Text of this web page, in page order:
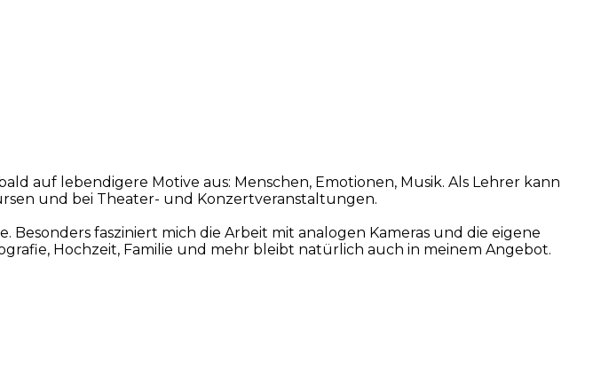
auf lebendigere Motive aus: Menschen, Emotionen, Musik. Als Lehrer kann
und bei Theater- und Konzertveranstaltungen.
fasziniert mich die Arbeit mit analogen Kameras und die eigene
Hochzeit, Familie und mehr bleibt natürlich auch in meinem Angebot.